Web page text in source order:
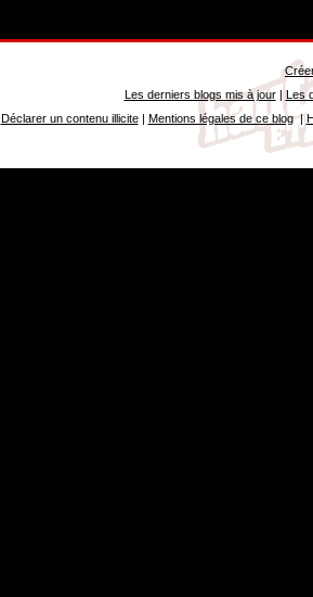
Les derniers blogs mis à jour| Les
Déclarer un contenu illicite| Mentions légales de ce blog|